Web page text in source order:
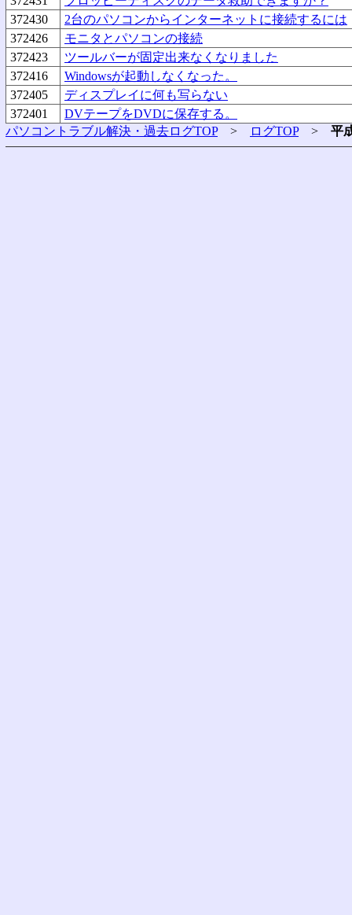
372430
2台のパソコンからインターネットに接続するには
372426
モニタとパソコンの接続
372423
ツールバーが固定出来なくなりました
372416
Windowsが起動しなくなった。
372405
ディスプレイに何も写らない
372401
DVテープをDVDに保存する。
パソコントラブル解決・過去ログTOP> ログTOP> 平